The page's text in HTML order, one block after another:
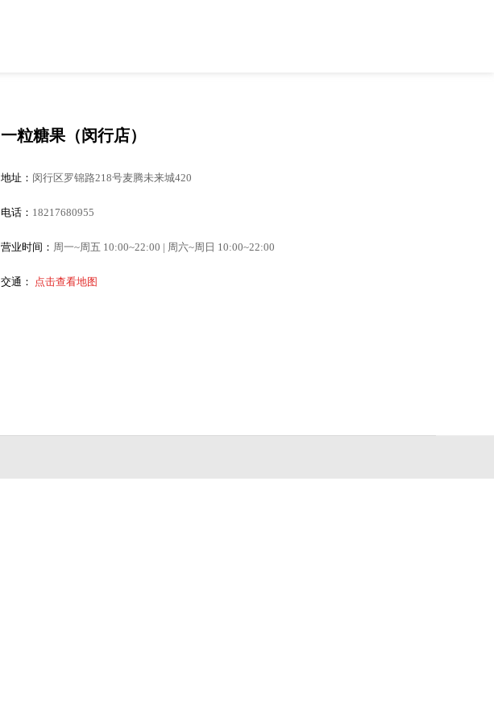
一粒糖果（闵行店）
地址： 闵行区罗锦路218号麦腾未来城420
电话： 18217680955
营业时间： 周一~周五 10:00~22:00 | 周六~周日 10:00~22:00
交通： 点击查看地图